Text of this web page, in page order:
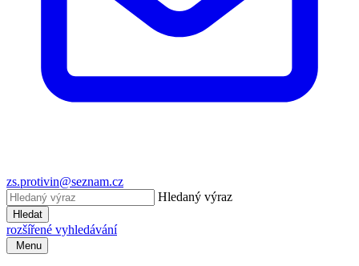
zs.protivin@seznam.cz
Hledaný výraz
Hledat
rozšířené vyhledávání
Menu